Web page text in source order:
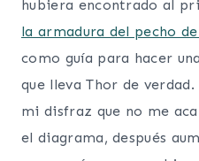
hubiera encontrado al
la armadura del pecho
como guía para hacer
que lleva Thor de
mi disfraz que no me
el diagrama, después